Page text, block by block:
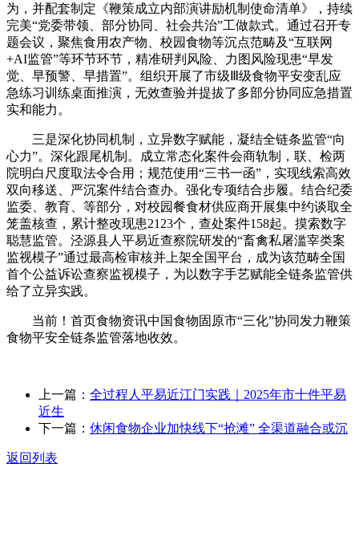
为，并配套制定《鞭策成立内部演讲励机制使命清单》，持续
完美“党委带领、部分协同、社会共治”工做款式。通过召开专
题会议，聚焦食用农产物、校园食物等沉点范畴及“互联网
+AI监管”等环节环节，精准研判风险、力图风险现患“早发
觉、早预警、早措置”。组织开展了市级Ⅲ级食物平安变乱应
急练习训练桌面推演，无效查验并提拔了多部分协同应急措置
实和能力。
三是深化协同机制，立异数字赋能，凝结全链条监管“向
心力”。深化跟尾机制。成立常态化案件会商轨制，联、检两
院明白尺度取法令合用；规范使用“三书一函”，实现线索高效
双向移送、严沉案件结合查办。强化专项结合步履。结合纪委
监委、教育、等部分，对校园餐食材供应商开展集中约谈取全
笼盖核查，累计整改现患2123个，查处案件158起。摸索数字
聪慧监管。泾源县人平易近查察院研发的“畜禽私屠滥宰类案
监视模子”通过最高检审核并上架全国平台，成为该范畴全国
首个公益诉讼查察监视模子，为以数字手艺赋能全链条监管供
给了立异实践。
当前！首页食物资讯中国食物固原市“三化”协同发力鞭策
食物平安全链条监管落地收效。
上一篇： 全过程人平易近江门实践｜2025年市十件平易
近生
下一篇： 休闲食物企业加快线下“抢滩” 全渠道融合或沉
返回列表